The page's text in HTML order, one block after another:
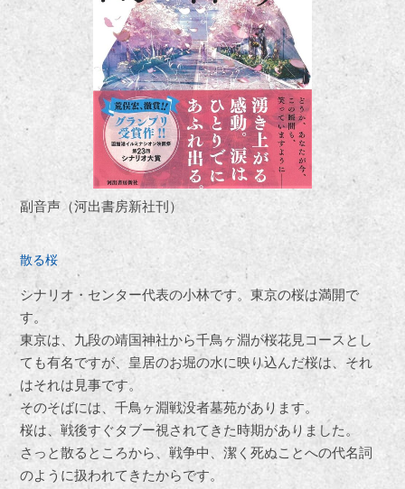
副音声（河出書房新社刊）
散る桜
シナリオ・センター代表の小林です。東京の桜は満開で
す。
東京は、九段の靖国神社から千鳥ヶ淵が桜花見コースとし
ても有名ですが、皇居のお堀の水に映り込んだ桜は、それ
はそれは見事です。
そのそばには、千鳥ヶ淵戦没者墓苑があります。
桜は、戦後すぐタブー視されてきた時期がありました。
さっと散るところから、戦争中、潔く死ぬことへの代名詞
のように扱われてきたからです。